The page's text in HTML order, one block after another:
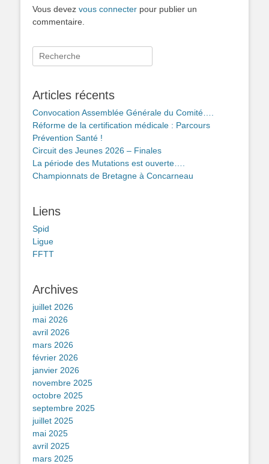
Vous devez vous connecter pour publier un
commentaire.
Rechercher :
Articles récents
Convocation Assemblée Générale du Comité….
Réforme de la certification médicale : Parcours
Prévention Santé !
Circuit des Jeunes 2026 – Finales
La période des Mutations est ouverte….
Championnats de Bretagne à Concarneau
Liens
Spid
Ligue
FFTT
Archives
juillet 2026
mai 2026
avril 2026
mars 2026
février 2026
janvier 2026
novembre 2025
octobre 2025
septembre 2025
juillet 2025
mai 2025
avril 2025
mars 2025